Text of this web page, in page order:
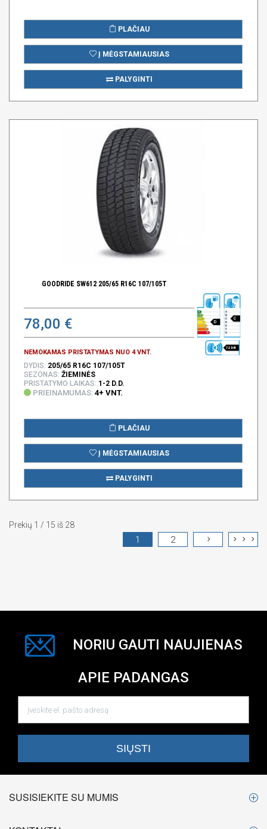
PLAČIAU
Į MĖGSTAMIAUSIAS
PALYGINTI
GOODRIDE SW612 205/65 R16C 107/105T
78,00 €
NEMOKAMAS PRISTATYMAS NUO 4 VNT.
D
C
72 DB
DYDIS: 205/65 R16C 107/105T
SEZONAS: ŽIEMINĖS
PRISTATYMO LAIKAS: 1-2 D.D.
PRIEINAMUMAS: 4+ VNT.
PLAČIAU
Į MĖGSTAMIAUSIAS
PALYGINTI
Prekių 1 / 15 iš 28
1 2
NORIU GAUTI NAUJIENAS
APIE PADANGAS
SUSISIEKITE SU MUMIS